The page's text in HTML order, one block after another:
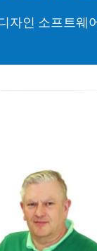
자인 소프트